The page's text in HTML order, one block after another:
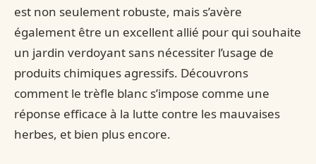
est non seulement robuste, mais s’avère
également être un excellent allié pour qui souhaite
un jardin verdoyant sans nécessiter l’usage de
produits chimiques agressifs. Découvrons
comment le trèfle blanc s’impose comme une
réponse efficace à la lutte contre les mauvaises
herbes, et bien plus encore.